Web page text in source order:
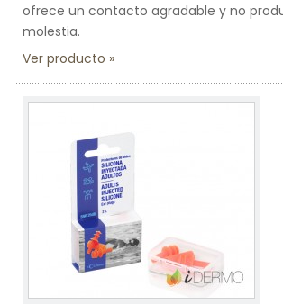
ofrece un contacto agradable y no
molestia.
Ver producto